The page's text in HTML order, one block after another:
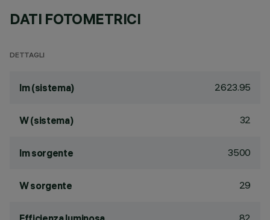
DATI FOTOMETRICI
DETTAGLI
lm (sistema) 2623.95
W (sistema) 32
lm sorgente 3500
W sorgente 29
82